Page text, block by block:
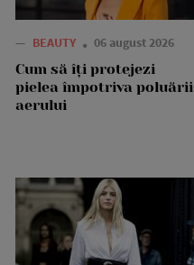
— BEAUTY 06 august 2026
Cum să îți protejezi
pielea împotriva poluării
aerului